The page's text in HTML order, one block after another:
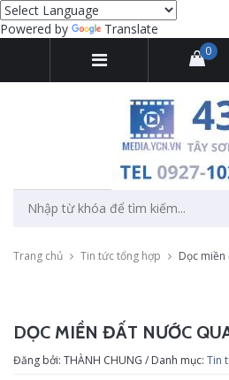
Powered by Translate
0
Trang chủ Tin tức tổng hợp Dọc
DỌC MIỀN ĐẤT NƯỚC
Đăng bởi: THÀNH CHUNG / Danh mục: Tin